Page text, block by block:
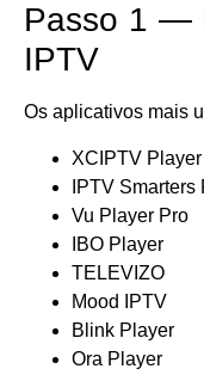
Passo 1 —
IPTV
Os aplicativos mais
XCIPTV Player
IPTV Smarters
Vu Player Pro
IBO Player
TELEVIZO
Mood IPTV
Blink Player
Ora Player